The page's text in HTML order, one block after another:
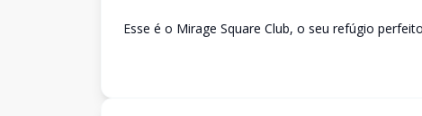
Esse é o Mirage Square Club, o seu refúgio